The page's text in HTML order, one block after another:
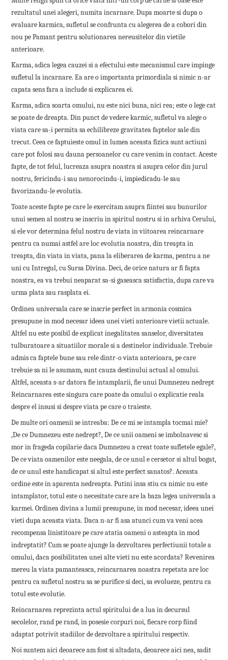
rezultatul unei alegeri, numita incarnare. Dupa moarte si dupa o
evaluare karmica, sufletul se confrunta cu alegerea de a cobori din
nou pe Pamant pentru solutionarea nereusitelor din vietile
anterioare.
Karma, adica legea cauzei si a efectului este mecanismul care impinge
sufletul la incarnare. Ea are o importanta primordiala si nimic n-ar
capata sens fara a include si explicarea ei.
Karma, adica soarta omului, nu este nici buna, nici rea; este o lege cat
se poate de dreapta. Din punct de vedere karmic, sufletul va alege o
viata care sa-i permita sa echilibreze gravitatea faptelor sale din
trecut. Ceea ce faptuieste omul in lumea aceasta fizica sunt actiuni
care pot folosi sau dauna persoanelor cu care venim in contact. Aceste
fapte, de tot felul, lucreaza asupra noastra si asupra celor din jurul
nostru, fericindu-i sau nenorocindu-i, impiedicadu-le sau
favorizandu-le evolutia.
Toate aceste fapte pe care le exercitam asupra fiintei sau bunurilor
unui semen al nostru se inscriu in spiritul nostru si in arhiva Cerului,
si ele vor determina felul nostru de viata in viitoarea reincarnare
pentru ca numai astfel are loc evolutia noastra, din treapta in
treapta, din viata in viata, pana la eliberarea de karma, pentru a ne
uni cu Intregul, cu Sursa Divina. Deci, de orice natura ar fi fapta
noastra, ea va trebui neaparat sa-si gaseasca satisfactia, dupa care va
urma plata sau rasplata ei.
Ordinea universala care se inscrie perfect in armonia cosmica
presupune in mod necesar ideea unei vieti anterioare vietii actuale.
Altfel nu este posibil de explicat inegalitatea sanselor, diversitatea
tulburatoare a situatiilor morale si a destinelor individuale. Trebuie
admis ca faptele bune sau rele dintr-o viata anterioara, pe care
trebuie sa ni le asumam, sunt cauza destinului actual al omului.
Altfel, aceasta s-ar datora fie intamplarii, fie unui Dumnezeu nedrept
Reincarnarea este singura care poate da omului o explicatie reala
despre el insusi si despre viata pe care o traieste.
De multe ori oamenii se intreaba: De ce mi se intampla tocmai mie?
,De ce Dumnezeu este nedrept?, De ce unii oameni se imbolnavesc si
mor in frageda copilarie daca Dumnezeu a creat toate sufletele egale?,
De ce viata oamenilor este neegala, de ce unul e cersetor si altul bogat,
de ce unul este handicapat si altul este perfect sanatos?. Aceasta
ordine este in aparenta nedreapta. Putini insa stiu ca nimic nu este
intamplator, totul este o necesitate care are la baza legea universala a
karmei. Ordinea divina a lumii presupune, in mod necesar, ideea unei
vieti dupa aceasta viata. Daca n-ar fi asa atunci cum va veni acea
recompensa linistitoare pe care atatia oameni o asteapta in mod
indreptatit? Cum se poate ajunge la dezvoltarea perfectiunii totale a
omului, daca posibilitatea unei alte vieti nu este acordata? Revenirea
mereu la viata pamanteasca, reincarnarea noastra repetata are loc
pentru ca sufletul nostru sa se purifice si deci, sa evolueze, pentru ca
totul este evolutie.
Reincarnarea reprezinta actul spiritului de a lua in decursul
secolelor, rand pe rand, in posesie corpuri noi, fiecare corp fiind
adaptat potrivit stadiilor de dezvoltare a spiritului respectiv.
Noi suntem aici deoarece am fost si altadata, deoarece aici nea, sadit